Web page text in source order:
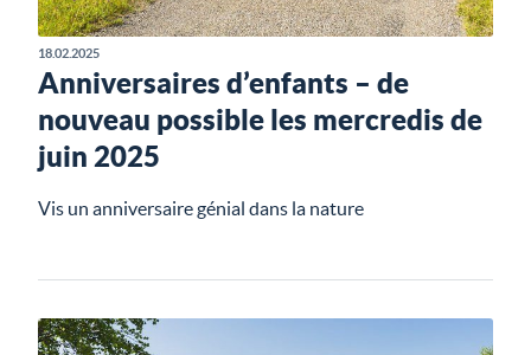
18.02.2025
Anniversaires d’enfants – de
nouveau possible les mercredis de
juin 2025
Vis un anniversaire génial dans la nature